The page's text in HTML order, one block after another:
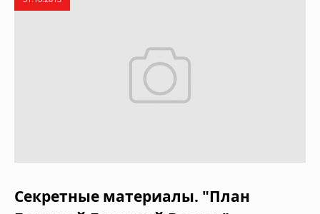
Секретные материалы. "План